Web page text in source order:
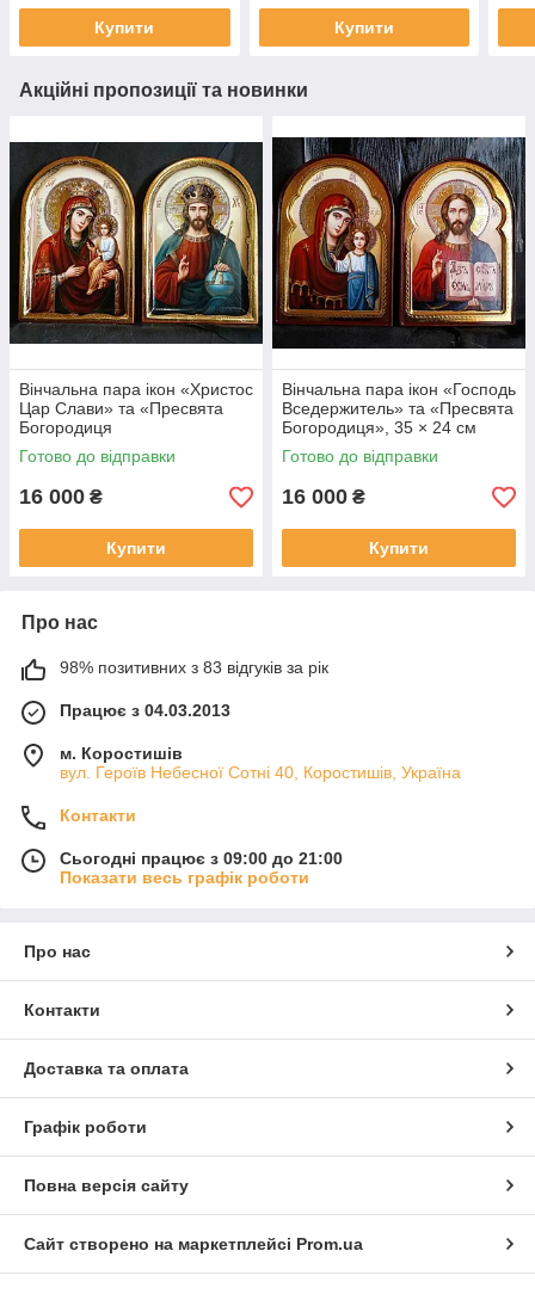
Купити Купити
Акційні пропозиції та новинки
Вінчальна пара ікон «Христос
Цар Слави» та «Пресвята
Богородиця
Скоропослушниця», 35 × 24
см
Готово до відправки
16 000 ₴
Купити
Вінчальна пара ікон «Господь
Вседержитель» та «Пресвята
Богородиця», 35 × 24 см
Готово до відправки
16 000 ₴
Купити
Про нас
98% позитивних з 83 відгуків за рік
Працює з 04.03.2013
м. Коростишів
вул. Героїв Небесної Сотні 40, Коростишів, Україна
Контакти
Сьогодні працює з 09:00 до 21:00
Показати весь графік роботи
Про нас
Контакти
Доставка та оплата
Графік роботи
Повна версія сайту
Сайт створено на маркетплейсі Prom.ua